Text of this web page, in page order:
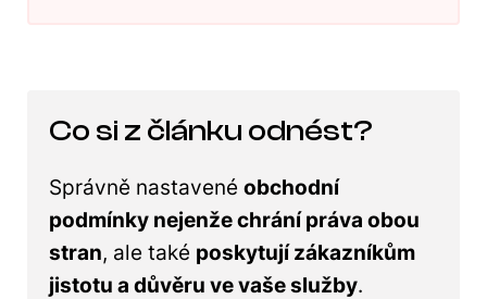
Co si z článku odnést?
Správně nastavené obchodní
podmínky nejenže chrání práva obou
stran, ale také poskytují zákazníkům
jistotu a důvěru ve vaše služby.